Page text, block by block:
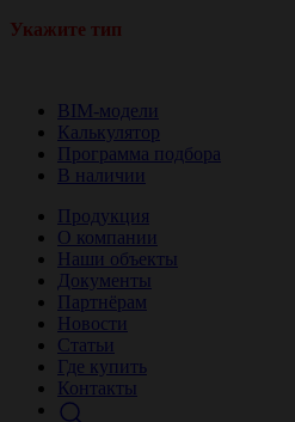
Укажите тип
BIM-модели
Калькулятор
Программа подбора
В наличии
Продукция
О компании
Наши объекты
Документы
Партнёрам
Новости
Статьи
Где купить
Контакты